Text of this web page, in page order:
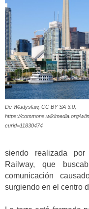
De Wladyslaw, CC BY-SA 3.0,
https://commons.wikimedia.org/w/
curid=11830474
siendo realizada por
Railway, que
comunicación
surgiendo en el centro